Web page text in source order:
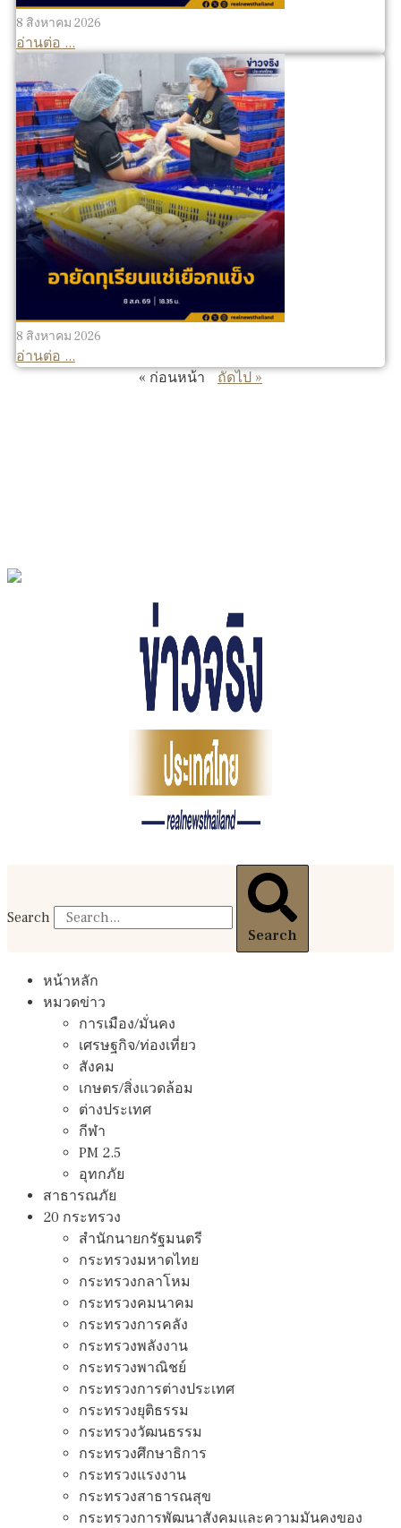
8 สิงหาคม 2026
อ่านต่อ ...
8 สิงหาคม 2026
อ่านต่อ ...
« ก่อนหน้า
ถัดไป »
Search
Search
หน้าหลัก
หมวดข่าว
การเมือง/มั่นคง
เศรษฐกิจ/ท่องเที่ยว
สังคม
เกษตร/สิ่งแวดล้อม
ต่างประเทศ
กีฬา
PM 2.5
อุทกภัย
สาธารณภัย
20 กระทรวง
สํานักนายกรัฐมนตรี
กระทรวงมหาดไทย
กระทรวงกลาโหม
กระทรวงคมนาคม
กระทรวงการคลัง
กระทรวงพลังงาน
กระทรวงพาณิชย์
กระทรวงการต่างประเทศ
กระทรวงยุติธรรม
กระทรวงวัฒนธรรม
กระทรวงศึกษาธิการ
กระทรวงแรงงาน
กระทรวงสาธารณสุข
กระทรวงการพัฒนาสังคมและความมันคงของ